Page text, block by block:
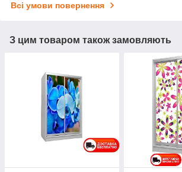
Всі умови повернення
З цим товаром також замовляють